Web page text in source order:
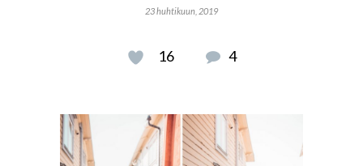
23 huhtikuun, 2019
16 4